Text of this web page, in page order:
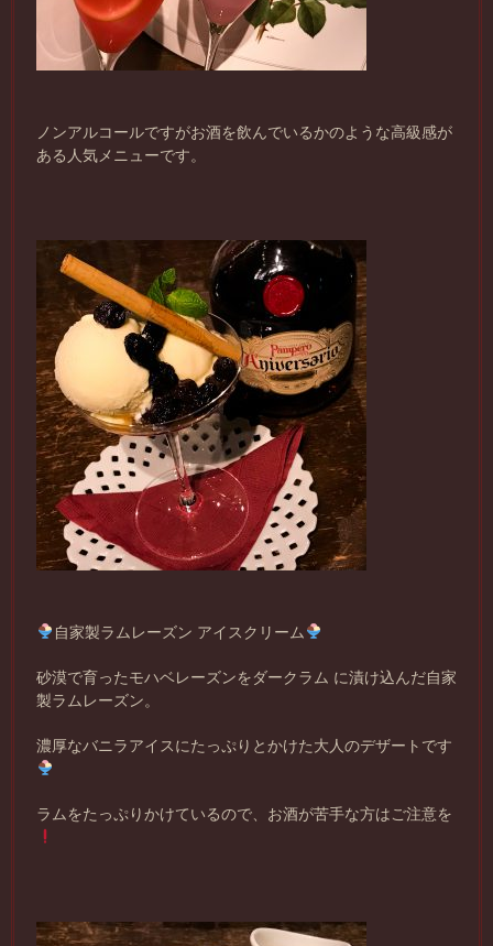
ノンアルコールですがお酒を飲んでいるかのような高級感が
ある人気メニューです。
自家製ラムレーズン アイスクリーム
砂漠で育ったモハベレーズンをダークラム に漬け込んだ自家
製ラムレーズン。
濃厚なバニラアイスにたっぷりとかけた大人のデザートです
ラムをたっぷりかけているので、お酒が苦手な方はご注意を